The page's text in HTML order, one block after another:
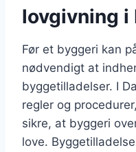
lovgivning i
Før et byggeri kan
nødvendigt at
byggetilladelser. I
regler og
sikre, at byggeri
love.